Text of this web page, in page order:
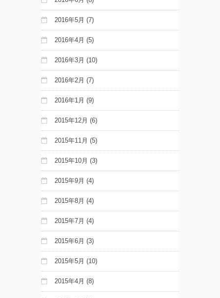
2016年5月 (7)
2016年4月 (5)
2016年3月 (10)
2016年2月 (7)
2016年1月 (9)
2015年12月 (6)
2015年11月 (5)
2015年10月 (3)
2015年9月 (4)
2015年8月 (4)
2015年7月 (4)
2015年6月 (3)
2015年5月 (10)
2015年4月 (8)